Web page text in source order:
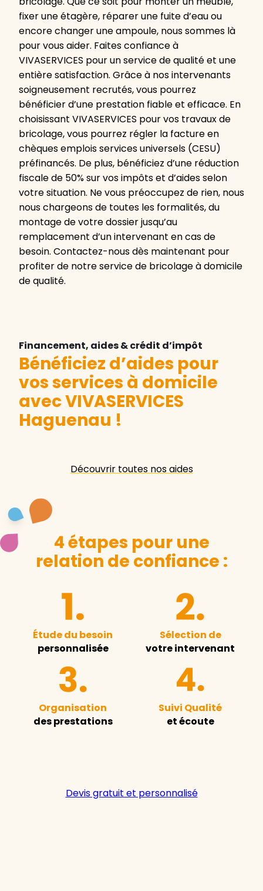
fixer une étagère, réparer une fuite d’eau ou
encore changer une ampoule, nous sommes là
pour vous aider. Faites confiance à
VIVASERVICES pour un service de qualité et une
entière satisfaction. Grâce à nos intervenants
soigneusement recrutés, vous pourrez
bénéficier d’une prestation fiable et efficace. En
choisissant VIVASERVICES pour vos travaux de
bricolage, vous pourrez régler la facture en
chèques emplois services universels (CESU)
préfinancés. De plus, bénéficiez d’une réduction
fiscale de 50% sur vos impôts et d’aides selon
votre situation. Ne vous préoccupez de rien, nous
nous chargeons de toutes les formalités, du
montage de votre dossier jusqu’au
remplacement d’un intervenant en cas de
besoin. Contactez-nous dès maintenant pour
profiter de notre service de bricolage à domicile
de qualité.
Financement, aides & crédit d’impôt
Bénéficiez d’aides pour
vos services à domicile
avec VIVASERVICES
Haguenau !
Découvrir toutes nos aides
4 étapes pour une
relation de confiance :
Étude du besoin
personnalisée
Sélection de
votre intervenant
Organisation
des prestations
Suivi Qualité
et écoute
Devis gratuit et personnalisé